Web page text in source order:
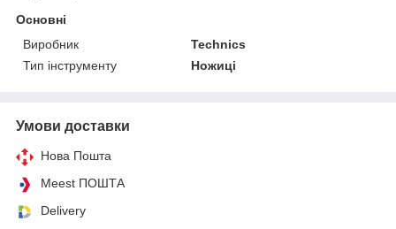
Основні
Виробник
Technics
Тип інструменту
Ножиці
Умови доставки
Нова Пошта
Meest ПОШТА
Delivery